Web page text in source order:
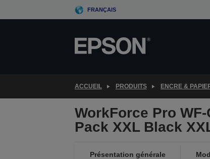
to
FRANÇAIS
ACCUEIL PRODUITS ENCRE &
WorkForce Pro
Pack XXL Black
Présentation générale